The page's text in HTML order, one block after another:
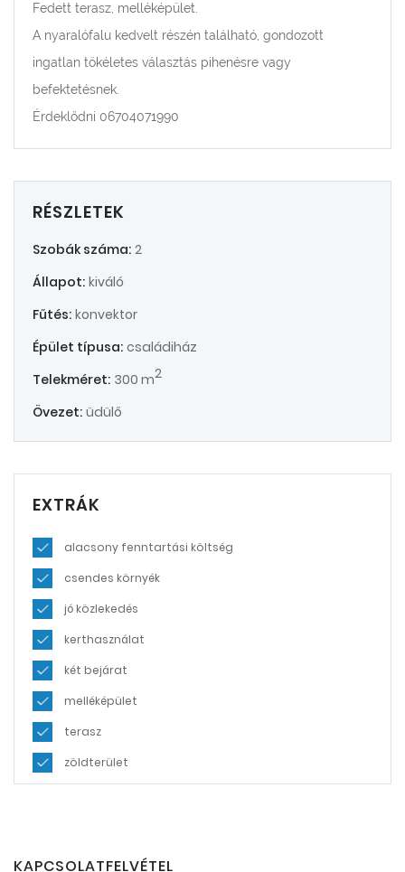
Fedett terasz, melléképület.
A nyaralófalu kedvelt részén található, gondozott
ingatlan tökéletes választás pihenésre vagy
befektetésnek.
Érdeklődni 06704071990
RÉSZLETEK
Szobák száma: 2
Állapot: kiváló
Fűtés: konvektor
Épület típusa: családiház
Telekméret: 300 m2
Övezet: üdülő
EXTRÁK
alacsony fenntartási költség
csendes környék
jó közlekedés
kerthasználat
két bejárat
melléképület
terasz
zöldterület
KAPCSOLATFELVÉTEL